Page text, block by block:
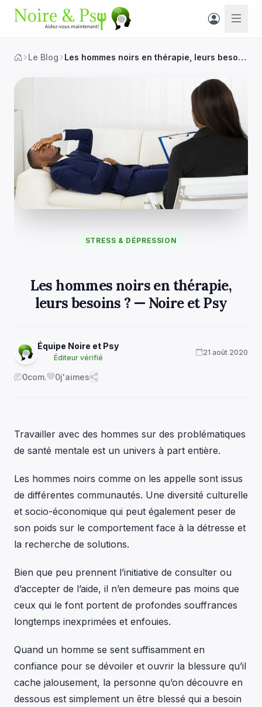
Le Blog Les hommes noirs en thérapie, leurs besoins ?
STRESS & DÉPRESSION
Les hommes noirs en thérapie,
leurs besoins ? — Noire et Psy
Équipe Noire et Psy
Éditeur vérifié
21 août 2020
0com. 0j'aimes
Travailler avec des hommes sur des problématiques
de santé mentale est un univers à part entière.
Les hommes noirs comme on les appelle sont issus
de différentes communautés. Une diversité culturelle
et socio-économique qui peut également peser de
son poids sur le comportement face à la détresse et
la recherche de solutions.
Bien que peu prennent l’initiative de consulter ou
d’accepter de l’aide, il n’en demeure pas moins que
ceux qui le font portent de profondes souffrances
longtemps inexprimées et enfouies.
Quand un homme se sent suffisamment en
confiance pour se dévoiler et ouvrir la blessure qu’il
cache jalousement, la personne qu’on découvre en
dessous est simplement un être blessé qui a besoin